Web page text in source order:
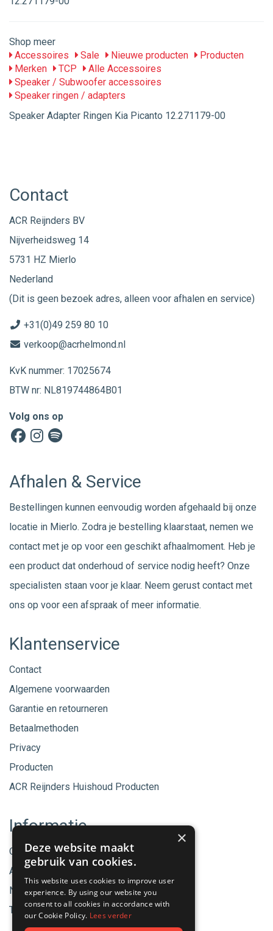
Shop meer
Accessoires
Sale Nieuwe producten
Producten
Merken
TCP
Alle Accessoires
Speaker / Subwoofer accessoires
Speaker ringen / adapters
Speaker Adapter Ringen Kia Picanto 12.271179-00
Contact
ACR Reijnders BV
Nijverheidsweg 14
5731 HZ Mierlo
Nederland
(Dit is geen bezoek adres, alleen voor afhalen en service)
+31(0)49 259 80 10
verkoop@acrhelmond.nl
KvK nummer: 17025674
BTW nr: NL819744864B01
Volg ons op
Afhalen & Service
Bestellingen kunnen eenvoudig worden afgehaald bij onze
locatie in Mierlo. Zodra je bestelling klaarstaat, nemen we
contact met je op voor een geschikt afhaalmoment. Heb je
een product dat onderhoud of service nodig heeft? Onze
specialisten staan voor je klaar. Neem gerust contact met
ons op voor een afspraak of meer informatie.
Klantenservice
Contact
Algemene voorwaarden
Garantie en retourneren
Betaalmethoden
Privacy
Producten
ACR Reijnders Huishoud Producten
Informatie
Onze merken
Aanbiedingen
Nieuwe producten
Tips & Nieuws
×
Deze website maakt
gebruik van cookies.
This website uses cookies to improve user
experience. By using our website you
consent to all cookies in accordance with
our Cookie Policy. Lees verder